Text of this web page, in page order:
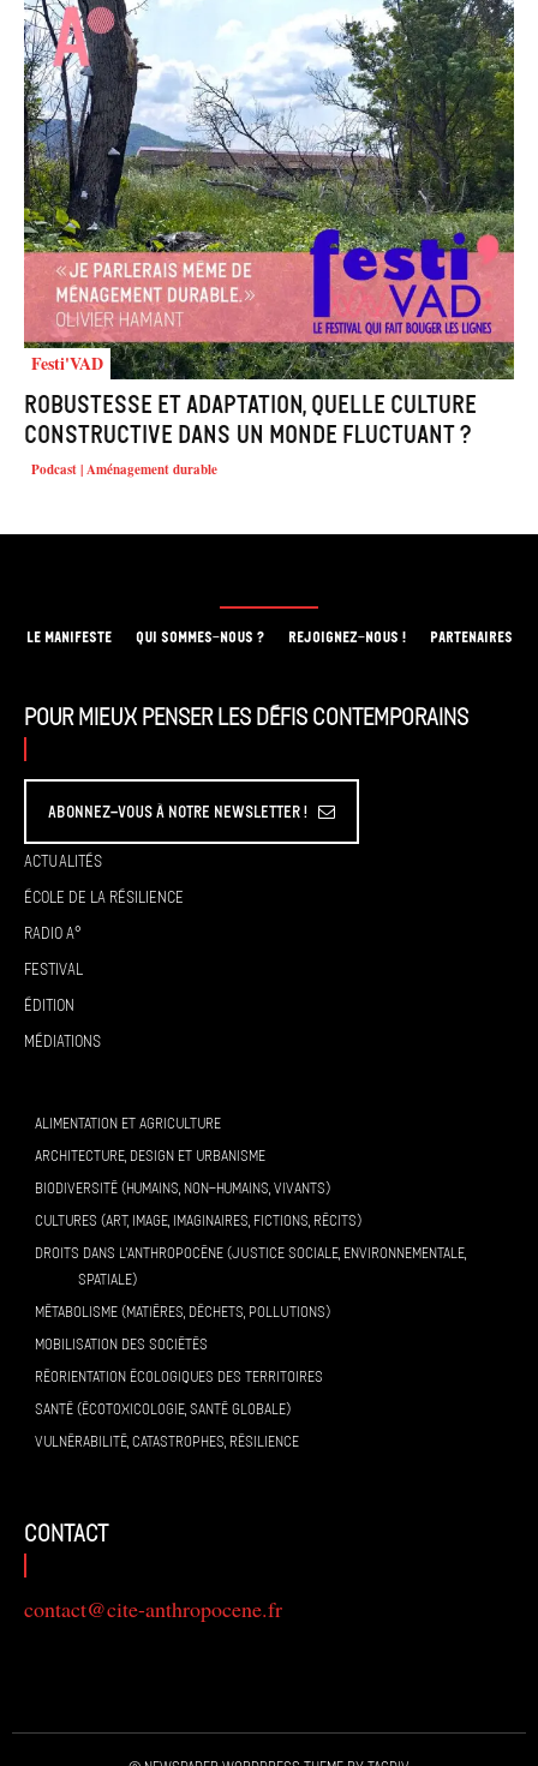
Festi'VAD
Robustesse et adaptation, quelle culture
constructive dans un monde fluctuant ?
Podcast | Aménagement durable
LE MANIFESTE QUI SOMMES-NOUS ? REJOIGNEZ-NOUS ! PARTENAIRES
Pour mieux penser les défis contemporains
Abonnez-vous à Notre Newsletter !
Actualités
École de la résilience
Radio A°
Festival
Édition
Médiations
ALIMENTATION ET AGRICULTURE
ARCHITECTURE, DESIGN ET URBANISME
BIODIVERSITÉ (HUMAINS, NON-HUMAINS, VIVANTS)
CULTURES (ART, IMAGE, IMAGINAIRES, FICTIONS, RÉCITS)
DROITS DANS L’ANTHROPOCÈNE (JUSTICE SOCIALE, ENVIRONNEMENTALE,
SPATIALE)
MÉTABOLISME (MATIÈRES, DÉCHETS, POLLUTIONS)
MOBILISATION DES SOCIÉTÉS
RÉORIENTATION ÉCOLOGIQUES DES TERRITOIRES
SANTÉ (ÉCOTOXICOLOGIE, SANTÉ GLOBALE)
VULNÉRABILITÉ, CATASTROPHES, RÉSILIENCE
contact
contact@cite-anthropocene.fr